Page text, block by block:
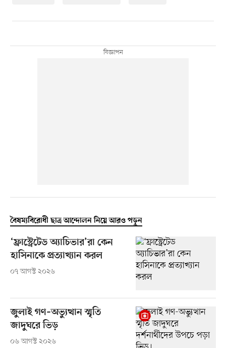
বৈষম্যবিরোধী ছাত্র আন্দোলন নিয়ে আরও পড়ুন
‘ফ্রাস্ট্রেটেড অ্যাচিভার’রা কেন
হাসিনাকে প্রত্যাখ্যান করল
০৭ আগস্ট ২০২৬
জুলাই গণ–অভ্যুত্থান স্মৃতি
জাদুঘরে ভিড়
০৬ আগস্ট ২০২৬